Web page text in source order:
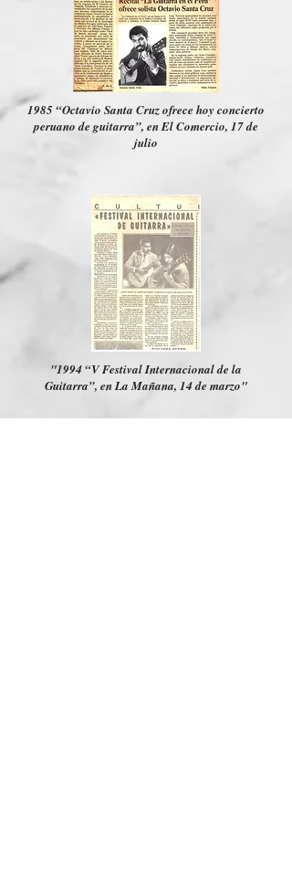
1985 “Octavio Santa Cruz ofrece hoy concierto
peruano de guitarra”, en El Comercio, 17 de
julio
"1994 “V Festival Internacional de la
Guitarra”, en La Mañana, 14 de marzo"